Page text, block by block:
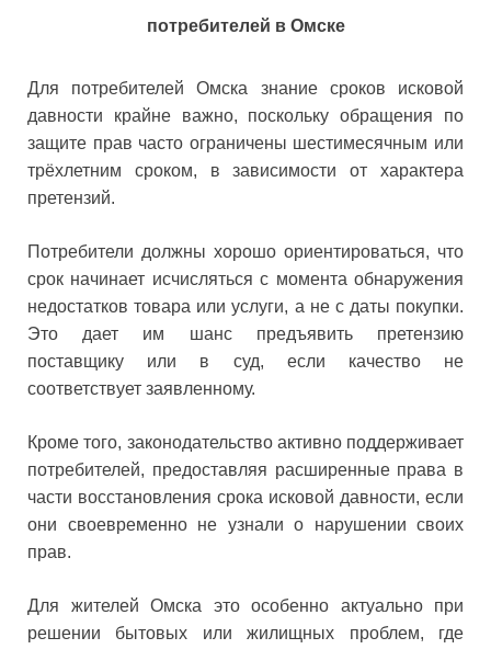
потребителей в Омске
Для потребителей Омска знание сроков исковой
давности крайне важно, поскольку обращения по
защите прав часто ограничены шестимесячным или
трёхлетним сроком, в зависимости от характера
претензий.
Потребители должны хорошо ориентироваться, что
срок начинает исчисляться с момента обнаружения
недостатков товара или услуги, а не с даты покупки.
Это дает им шанс предъявить претензию
поставщику или в суд, если качество не
соответствует заявленному.
Кроме того, законодательство активно поддерживает
потребителей, предоставляя расширенные права в
части восстановления срока исковой давности, если
они своевременно не узнали о нарушении своих
прав.
Для жителей Омска это особенно актуально при
решении бытовых или жилищных проблем, где